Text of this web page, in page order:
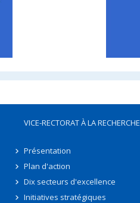
VICE-RECTORAT À LA RECHERCHE
Présentation
Plan d'action
Dix secteurs d'excellence
Initiatives stratégiques